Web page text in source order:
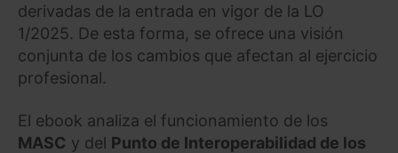
derivadas de la entrada en vigor de la LO
1/2025. De esta forma, se ofrece una visión
conjunta de los cambios que afectan al ejercicio
profesional.
El ebook analiza el funcionamiento de los
MASC y del Punto de Interoperabilidad de los